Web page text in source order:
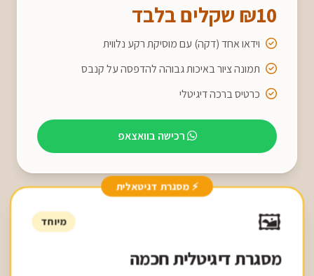
₪10 שקלים בלבד
וידאו אחד (דקה) עם מוסיקת רקע נלווית
תמונה ציור באיכות גבוהה להדפסה על קנבס
כרטיס ברכה דיגיטלי
רכישה בוואצאפ
⚡ מסגרת דגיטאלית
🖼️ מיוחד
מסגרת דיגיטלית חכמה